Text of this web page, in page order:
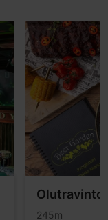
245m